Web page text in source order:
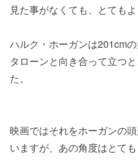
見た事がなくても、とてもよ
ハルク・ホーガンは201cm
タローンと向き合って立つ
た。
映画ではそれをホーガンの
いますが、あの角度はとても